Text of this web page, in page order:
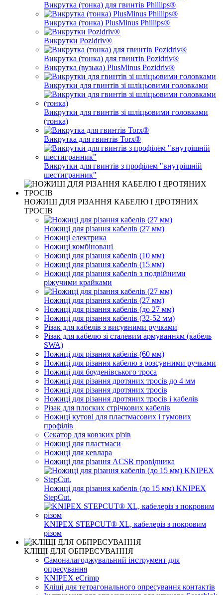
Викрутка (тонка) для гвинтів Phillips®
Викрутка (тонка) PlusMinus Phillips®
Викрутки Pozidriv®
Викрутка (тонка) для гвинтів Pozidriv®
Викрутка (вузька) PlusMinus Pozidriv®
Викрутки для гвинтів зі шліцьовими головками
Викрутки для гвинтів зі шліцьовими головками
(тонка)
Викрутка для гвинтів Torx®
Викрутки для гвинтів з профілем "внутрішній
шестигранник"
НОЖИЦІ ДЛЯ РІЗАННЯ КАБЕЛЮ І ДРОТЯНИХ
ТРОСІВ
Ножиці для різання кабелів (27 мм)
Ножиці електрика
Ножиці комбіновані
Ножиці для різання кабелів (10 мм)
Ножиці для різання кабелів (15 мм)
Ножиці для різання кабелів з подвійними
ріжучими крайками
Ножиці для різання кабелів (27 мм)
Ножиці для різання кабелів (до 27 мм)
Ножиці для різання кабелів (32-52 мм)
Різак для кабелів з висувними ручками
Різак для кабелю зі сталевим армуванням (кабель
SWA)
Ножиці для різання кабелів (60 мм)
Ножиці для різання кабелю з розсувними ручками
Ножиці для боуденівського троса
Ножиці для різання дротяних тросів до 4 мм
Ножиці для різання дротяних тросів
Ножиці для різання дротяних тросів і кабелів
Різак для плоских стрічкових кабелів
Ножиці кутові для пластмасових і гумових
профілів
Секатор для ковзких різів
Ножиці для пластмаси
Ножиці для кевлара
Ножиці для різання ACSR провідника
Ножиці для різання кабелів (до 15 мм) KNIPEX
StepCut.
KNIPEX STEPCUT® XL, кабелеріз з покровим
різом
КЛІЩІ ДЛЯ ОБПРЕСУВАННЯ
Самоналагоджувальний інструмент для
опресування
KNIPEX eCrimp
Кліщі для тетрагонального опресування контактів